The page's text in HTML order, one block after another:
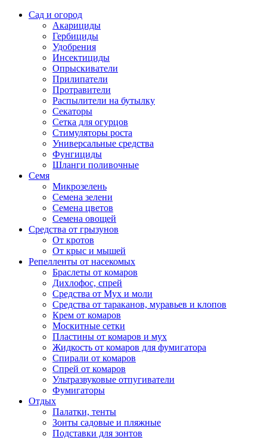
Сад и огород
Акарициды
Гербициды
Удобрения
Инсектициды
Опрыскиватели
Прилипатели
Протравители
Распылители на бутылку
Секаторы
Сетка для огурцов
Стимуляторы роста
Универсальные средства
Фунгициды
Шланги поливочные
Семя
Микрозелень
Семена зелени
Семена цветов
Семена овощей
Средства от грызунов
От кротов
От крыс и мышей
Репелленты от насекомых
Браслеты от комаров
Дихлофос, спрей
Средства от Мух и моли
Средства от тараканов, муравьев и клопов
Крем от комаров
Москитные сетки
Пластины от комаров и мух
Жидкость от комаров для фумигатора
Спирали от комаров
Спрей от комаров
Ультразвуковые отпугиватели
Фумигаторы
Отдых
Палатки, тенты
Зонты садовые и пляжные
Подставки для зонтов